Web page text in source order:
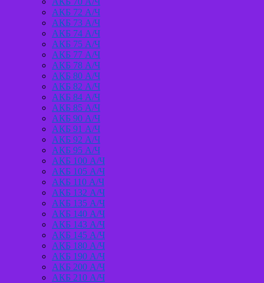
АКБ 72 А/Ч
АКБ 73 А/Ч
АКБ 74 А/Ч
АКБ 75 А/Ч
АКБ 77 А/Ч
АКБ 78 А/Ч
АКБ 80 А/Ч
АКБ 82 А/Ч
АКБ 84 А/Ч
АКБ 85 А/Ч
АКБ 90 А/Ч
АКБ 91 А/Ч
АКБ 92 А/Ч
АКБ 95 А/Ч
АКБ 100 А/Ч
АКБ 105 А/Ч
АКБ 110 А/Ч
АКБ 132 А/Ч
АКБ 135 А/Ч
АКБ 140 А/Ч
АКБ 143 А/Ч
АКБ 145 А/Ч
АКБ 180 А/Ч
АКБ 190 А/Ч
АКБ 200 А/Ч
АКБ 210 А/Ч